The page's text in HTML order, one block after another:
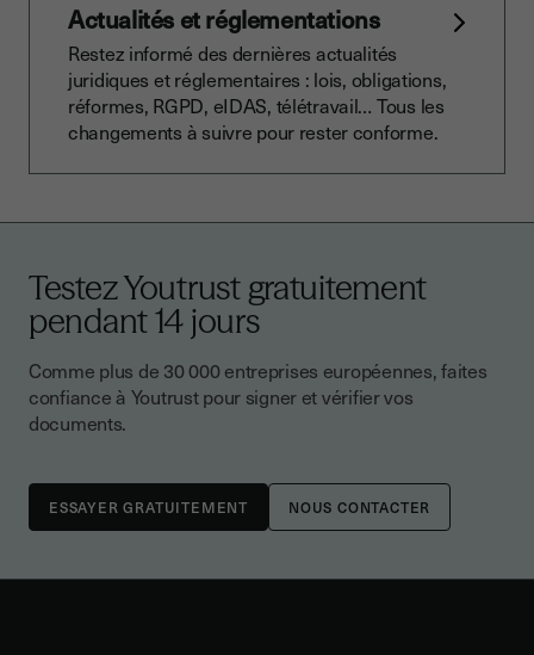
Actualités et réglementations
Restez informé des dernières actualités
juridiques et réglementaires : lois, obligations,
réformes, RGPD, eIDAS, télétravail… Tous les
changements à suivre pour rester conforme.
Testez Youtrust gratuitement
pendant 14 jours
Comme plus de 30 000 entreprises européennes, faites
confiance à Youtrust pour signer et vérifier vos
documents.
NOUS CONTACTER